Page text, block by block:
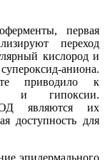
первая
переход
кислород и
аниона.
приводило к
и гипоксии.
являются их
доступность для
эпидермального